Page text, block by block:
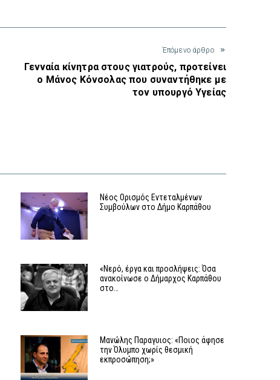
Έπόμενο άρθρο
Γενναία κίνητρα στους γιατρούς, προτείνει
ο Μάνος Κόνσολας που συναντήθηκε με
τον υπουργό Υγείας
Νέος Ορισμός Εντεταλμένων
Συμβούλων στο Δήμο Καρπάθου
«Νερό, έργα και προσλήψεις: Όσα
ανακοίνωσε ο Δήμαρχος Καρπάθου
στο…
Μανώλης Παραγυιος: «Ποιος άφησε
την Όλυμπο χωρίς θεσμική
εκπροσώπηση;»